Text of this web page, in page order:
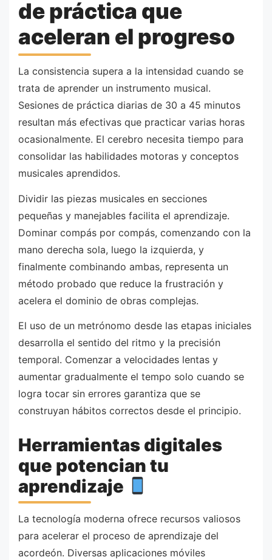
de práctica que
aceleran el progreso
La consistencia supera a la intensidad cuando se
trata de aprender un instrumento musical.
Sesiones de práctica diarias de 30 a 45 minutos
resultan más efectivas que practicar varias horas
ocasionalmente. El cerebro necesita tiempo para
consolidar las habilidades motoras y conceptos
musicales aprendidos.
Dividir las piezas musicales en secciones
pequeñas y manejables facilita el aprendizaje.
Dominar compás por compás, comenzando con la
mano derecha sola, luego la izquierda, y
finalmente combinando ambas, representa un
método probado que reduce la frustración y
acelera el dominio de obras complejas.
El uso de un metrónomo desde las etapas iniciales
desarrolla el sentido del ritmo y la precisión
temporal. Comenzar a velocidades lentas y
aumentar gradualmente el tempo solo cuando se
logra tocar sin errores garantiza que se
construyan hábitos correctos desde el principio.
Herramientas digitales
que potencian tu
aprendizaje
La tecnología moderna ofrece recursos valiosos
para acelerar el proceso de aprendizaje del
acordeón. Diversas aplicaciones móviles